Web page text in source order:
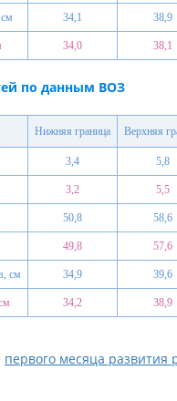
34,1 38,9
34,0 38,1
по данным ВОЗ
Нижняя граница Верхняя
3,4 5,8
3,2 5,5
50,8 58,6
49,8 57,6
см 34,9 39,6
34,2 38,9
первого месяца развития